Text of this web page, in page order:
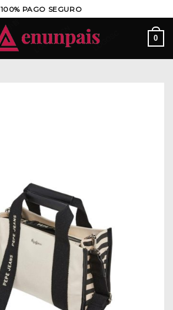
100% PAGO SEGURO
0